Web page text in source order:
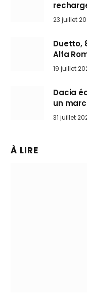
arrive
23 juillet
Duetto,
Alfa
l’art de
19 juillet
Dacia
un
31 juillet
À LIRE